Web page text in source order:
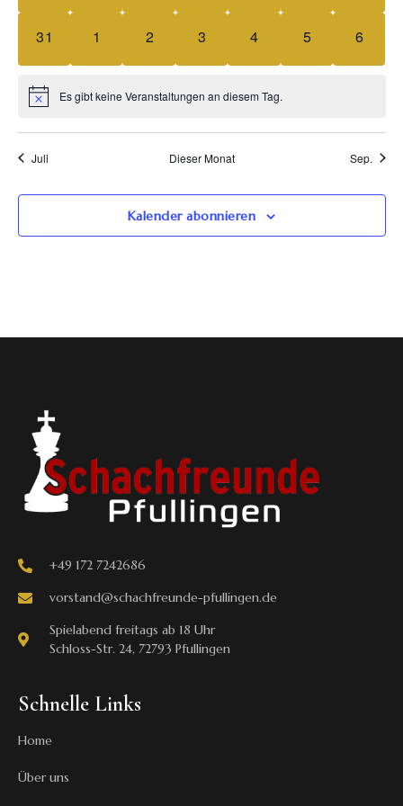
0 Veranstaltungen,
31 0 Veranstaltungen,
1 0 Veranstaltungen,
2 0 Veranstaltungen,
3 0 Veranstaltungen,
4 0
5 0
6
Es gibt keine Veranstaltungen an diesem Tag.
Juli Dieser Monat Sep.
Kalender abonnieren
+49 172 7242686
vorstand@schachfreunde-pfullingen.de
Spielabend freitags ab 18 Uhr
Schloss-Str. 24, 72793 Pfullingen
Schnelle Links
Home
Über uns